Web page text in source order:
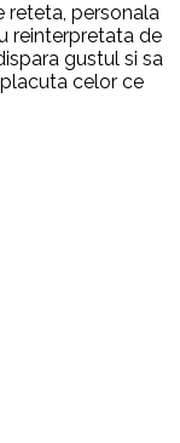
reteta, personala
reinterpretata de
gustul si sa
celor ce